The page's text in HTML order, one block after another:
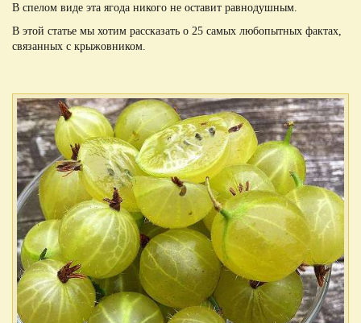
В спелом виде эта ягода никого не оставит равнодушным.
В этой статье мы хотим рассказать о 25 самых любопытных фактах,
связанных с крыжовником.